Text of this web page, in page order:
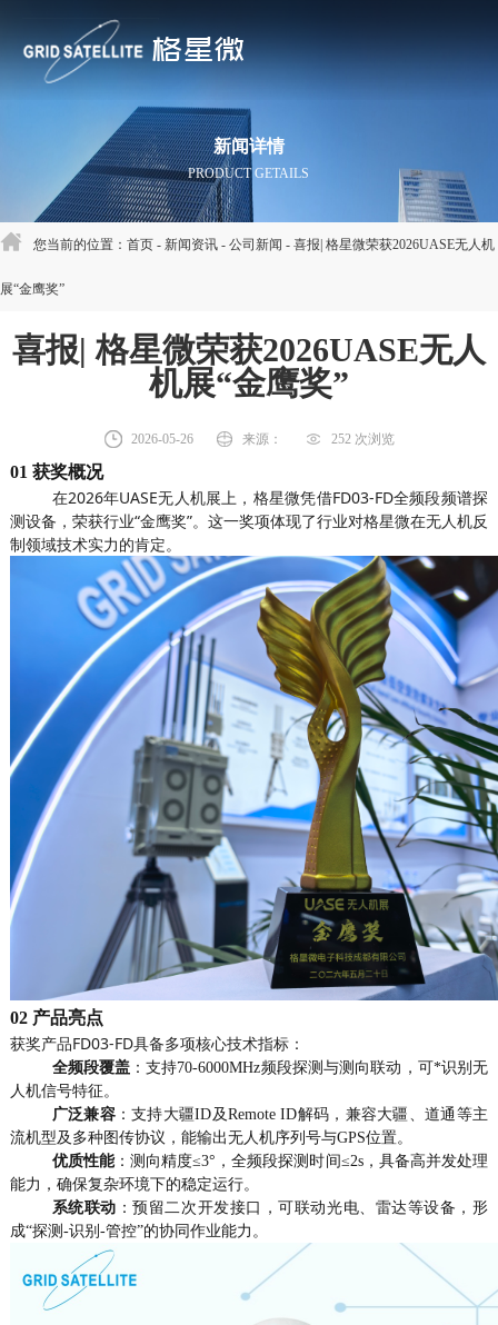
新闻详情
PRODUCT GETAILS ​​
您当前的位置： 首页 - 新闻资讯 - 公司新闻 - 喜报| 格星微荣获2026UASE无人机
展“金鹰奖”
喜报| 格星微荣获2026UASE无人
机展“金鹰奖”
2026-05-26 来源： 252 次浏览
01 获奖概况
在2026年UASE无人机展上，格星微凭借FD03-FD全频段频谱探
测设备，荣获行业“金鹰奖”。这一奖项体现了行业对格星微在无人机反
制领域技术实力的肯定。
02 产品亮点
获奖产品FD03-FD具备多项核心技术指标：
全频段覆盖 ：支持70-6000MHz频段探测与测向联动，可*识别无
人机信号特征。
广泛兼容：支持大疆ID及Remote ID解码，兼容大疆、道通等主
流机型及多种图传协议，能输出无人机序列号与GPS位置。
优质性能：测向精度≤3°，全频段探测时间≤2s，具备高并发处理
能力，确保复杂环境下的稳定运行。
系统联动 ：预留二次开发接口，可联动光电、雷达等设备，形
成“探测-识别-管控”的协同作业能力。